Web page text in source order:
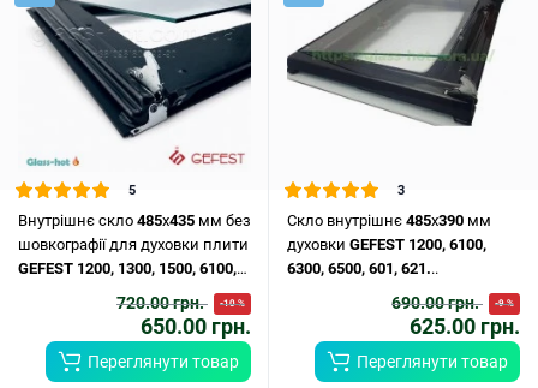
5
Внутрішнє скло 485х435 мм без
шовкографії для духовки плити
GEFEST 1200, 1300, 1500, 6100,
6502. ..
720.00 грн. -10 %
650.00 грн.
Переглянути товар
3
Скло внутрішнє 485x390 мм
духовки GEFEST 1200, 6100,
6300, 6500, 601, 621...
690.00 грн. -9 %
625.00 грн.
Переглянути товар